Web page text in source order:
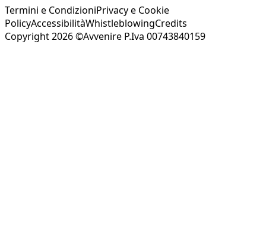
Termini e CondizioniPrivacy e Cookie
PolicyAccessibilitàWhistleblowingCredits
Copyright 2026 ©Avvenire P.Iva 00743840159